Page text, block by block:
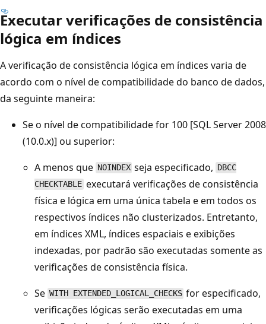
Executar verificações de consistência
lógica em índices
A verificação de consistência lógica em índices varia de
acordo com o nível de compatibilidade do banco de dados,
da seguinte maneira:
Se o nível de compatibilidade for 100 [SQL Server 2008
(10.0.x)] ou superior:
A menos que NOINDEX seja especificado, DBCC
CHECKTABLE executará verificações de consistência
física e lógica em uma única tabela e em todos os
respectivos índices não clusterizados. Entretanto,
em índices XML, índices espaciais e exibições
indexadas, por padrão são executadas somente as
verificações de consistência física.
Se WITH EXTENDED_LOGICAL_CHECKS for especificado,
verificações lógicas serão executadas em uma